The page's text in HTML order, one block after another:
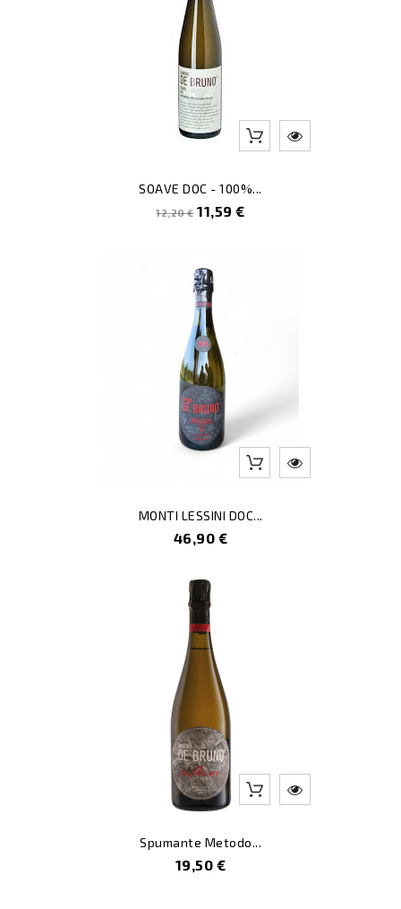
SOAVE DOC - 100%...
Prezzo
12,20 € Prezzo
11,59 €
MONTI LESSINI DOC...
Prezzo
46,90 €
Spumante Metodo...
Prezzo
19,50 €